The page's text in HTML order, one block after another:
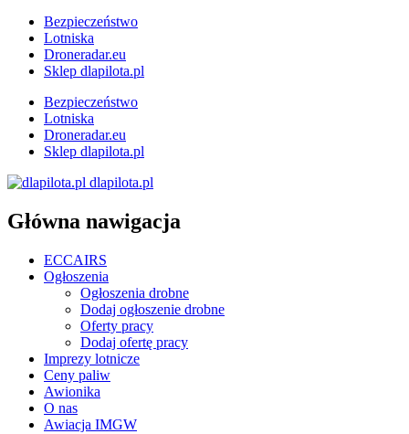
Bezpieczeństwo
Lotniska
Droneradar.eu
Sklep dlapilota.pl
Bezpieczeństwo
Lotniska
Droneradar.eu
Sklep dlapilota.pl
dlapilota.pl
Główna nawigacja
ECCAIRS
Ogłoszenia
Ogłoszenia drobne
Dodaj ogłoszenie drobne
Oferty pracy
Dodaj ofertę pracy
Imprezy lotnicze
Ceny paliw
Awionika
O nas
Awiacja IMGW